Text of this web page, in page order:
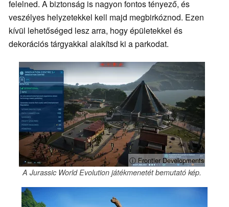
felelned. A biztonság is nagyon fontos tényező, és
veszélyes helyzetekkel kell majd megbirkóznod. Ezen
kívül lehetőséged lesz arra, hogy épületekkel és
dekorációs tárgyakkal alakítsd ki a parkodat.
ⓘ Frontier Developments
A Jurassic World Evolution játékmenetét bemutató kép.